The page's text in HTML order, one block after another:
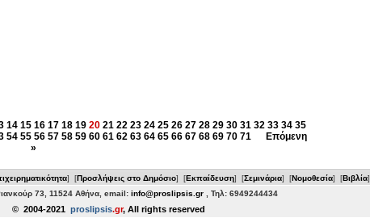
14 15 16 17 18 19 20 21 22 23 24 25 26 27 28 29 30 31 32 33 34 35
54 55 56 57 58 59 60 61 62 63 64 65 66 67 68 69 70 71
Επόμενη
»
] [Προσλήψεις στο Δημόσιο] [Εκπαίδευση] [Σεμινάρια] [Νομοθεσία] [Βιβλία]
73, 11524 Αθήνα, email: info@proslipsis.gr , Τηλ: 6949244434
© 2004-2021 proslipsis.gr, All rights reserved